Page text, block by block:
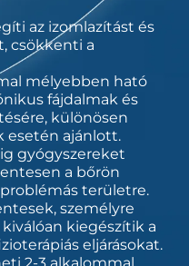
az izomlazítást és
csökkenti a
mélyebben ható
fájdalmak és
különösen
esetén ajánlott.
gyógyszereket
a bőrön
területre.
személyre
kiegészítik a
eljárásokat.